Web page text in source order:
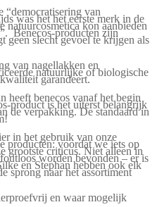
“democratisering van
was het het eerste merk in de
natuurcosmetica kon aanbieden
Benecos-producten zijn
geen slecht gevoel te krijgen als
van nagellakken en
natuurlijke of biologische
garandeert.
heeft benecos vanaf het begin
product is het uiterst belangrijk
de verpakking. De standaard in
in het gebruik van onze
producten: voordat we iets op
grootste criticus. Niet alleen in
worden bevonden – er is
en Stephan hebben ook elk
sprong naar het assortiment
en waar mogelijk